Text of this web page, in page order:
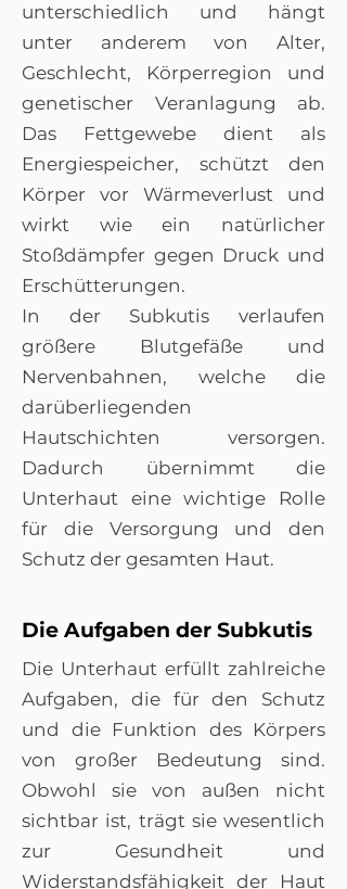
unterschiedlich und hängt
unter anderem von Alter,
Geschlecht, Körperregion und
genetischer Veranlagung ab.
Das Fettgewebe dient als
Energiespeicher, schützt den
Körper vor Wärmeverlust und
wirkt wie ein natürlicher
Stoßdämpfer gegen Druck und
Erschütterungen.
In der Subkutis verlaufen
größere Blutgefäße und
Nervenbahnen, welche die
darüberliegenden
Hautschichten versorgen.
Dadurch übernimmt die
Unterhaut eine wichtige Rolle
für die Versorgung und den
Schutz der gesamten Haut.
Die Aufgaben der Subkutis
Die Unterhaut erfüllt zahlreiche
Aufgaben, die für den Schutz
und die Funktion des Körpers
von großer Bedeutung sind.
Obwohl sie von außen nicht
sichtbar ist, trägt sie wesentlich
zur Gesundheit und
Widerstandsfähigkeit der Haut